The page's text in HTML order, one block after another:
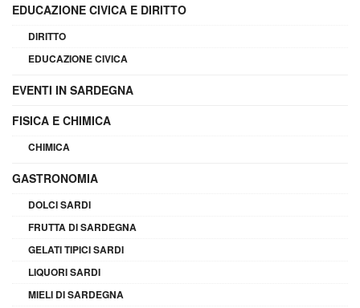
EDUCAZIONE CIVICA E DIRITTO
DIRITTO
EDUCAZIONE CIVICA
EVENTI IN SARDEGNA
FISICA E CHIMICA
CHIMICA
GASTRONOMIA
DOLCI SARDI
FRUTTA DI SARDEGNA
GELATI TIPICI SARDI
LIQUORI SARDI
MIELI DI SARDEGNA